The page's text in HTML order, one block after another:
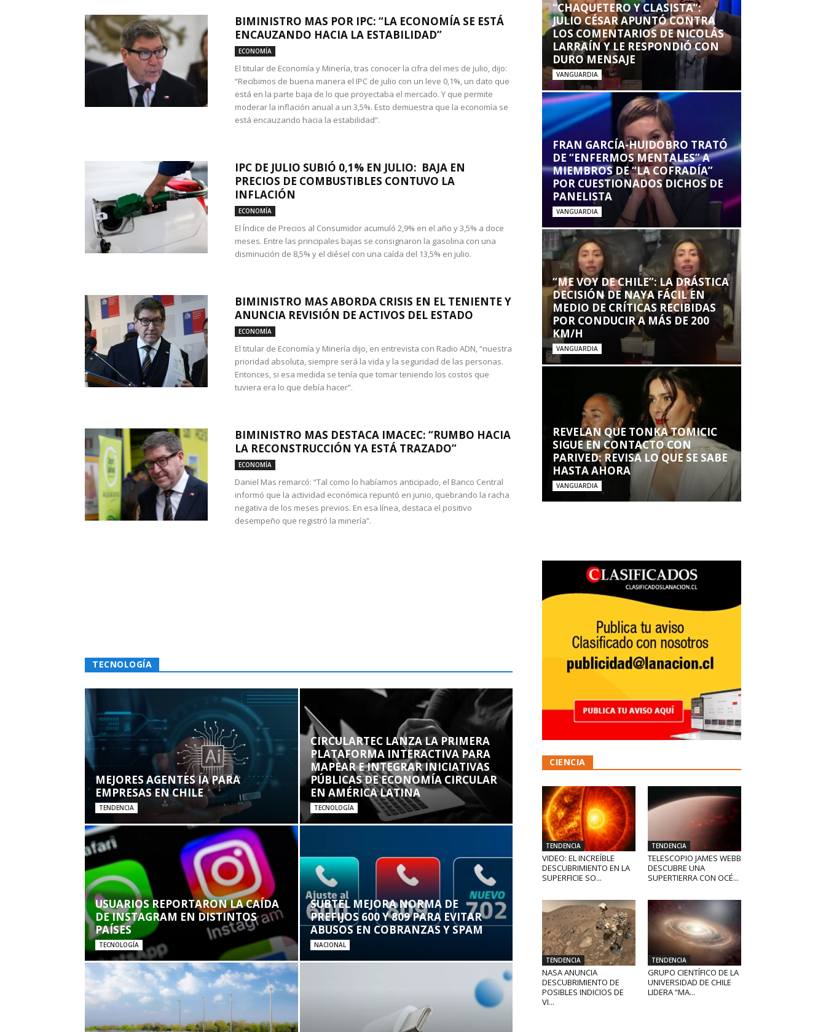
BIMINISTRO MAS POR IPC: “LA ECONOMÍA SE ESTÁ
ENCAUZANDO HACIA LA ESTABILIDAD”
ECONOMÍA
El titular de Economía y Minería, tras conocer la cifra del mes de julio, dijo:
“Recibimos de buena manera el IPC de julio con un leve 0,1%, un dato que
está en la parte baja de lo que proyectaba el mercado. Y que permite
moderar la inflación anual a un 3,5%. Esto demuestra que la economía se
está encauzando hacia la estabilidad”.
IPC DE JULIO SUBIÓ 0,1% EN JULIO: BAJA EN
PRECIOS DE COMBUSTIBLES CONTUVO LA
INFLACIÓN
ECONOMÍA
El Índice de Precios al Consumidor acumuló 2,9% en el año y 3,5% a doce
meses. Entre las principales bajas se consignaron la gasolina con una
disminución de 8,5% y el diésel con una caída del 13,5% en julio.
BIMINISTRO MAS ABORDA CRISIS EN EL TENIENTE Y
ANUNCIA REVISIÓN DE ACTIVOS DEL ESTADO
ECONOMÍA
El titular de Economía y Minería dijo, en entrevista con Radio ADN, “nuestra
prioridad absoluta, siempre será la vida y la seguridad de las personas.
Entonces, si esa medida se tenía que tomar teniendo los costos que
tuviera era lo que debía hacer”.
BIMINISTRO MAS DESTACA IMACEC: “RUMBO HACIA
LA RECONSTRUCCIÓN YA ESTÁ TRAZADO”
ECONOMÍA
Daniel Mas remarcó: “Tal como lo habíamos anticipado, el Banco Central
informó que la actividad económica repuntó en junio, quebrando la racha
negativa de los meses previos. En esa línea, destaca el positivo
desempeño que registró la minería”.
TECNOLOGÍA
MEJORES AGENTES IA PARA
EMPRESAS EN CHILE
TENDENCIA
CIRCULARTEC LANZA LA PRIMERA
PLATAFORMA INTERACTIVA PARA
MAPEAR E INTEGRAR INICIATIVAS
PÚBLICAS DE ECONOMÍA CIRCULAR
EN AMÉRICA LATINA
TECNOLOGÍA
USUARIOS REPORTARON LA CAÍDA
DE INSTAGRAM EN DISTINTOS
PAÍSES
TECNOLOGÍA
SUBTEL MEJORA NORMA DE
PREFIJOS 600 Y 809 PARA EVITAR
ABUSOS EN COBRANZAS Y SPAM
NACIONAL
“CHAQUETERO Y CLASISTA”:
JULIO CÉSAR APUNTÓ CONTRA
LOS COMENTARIOS DE NICOLÁS
LARRAÍN Y LE RESPONDIÓ CON
DURO MENSAJE
VANGUARDIA
FRAN GARCÍA-HUIDOBRO TRATÓ
DE “ENFERMOS MENTALES” A
MIEMBROS DE “LA COFRADÍA”
POR CUESTIONADOS DICHOS DE
PANELISTA
VANGUARDIA
“ME VOY DE CHILE”: LA DRÁSTICA
DECISIÓN DE NAYA FÁCIL EN
MEDIO DE CRÍTICAS RECIBIDAS
POR CONDUCIR A MÁS DE 200
KM/H
VANGUARDIA
REVELAN QUE TONKA TOMICIC
SIGUE EN CONTACTO CON
PARIVED: REVISA LO QUE SE SABE
HASTA AHORA
VANGUARDIA
CIENCIA
TENDENCIA
VIDEO: EL INCREÍBLE
DESCUBRIMIENTO EN LA
SUPERFICIE SO...
TENDENCIA
TELESCOPIO JAMES WEBB
DESCUBRE UNA
SUPERTIERRA CON OCÉ...
TENDENCIA
NASA ANUNCIA
DESCUBRIMIENTO DE
POSIBLES INDICIOS DE
VI...
TENDENCIA
GRUPO CIENTÍFICO DE LA
UNIVERSIDAD DE CHILE
LIDERA “MA...